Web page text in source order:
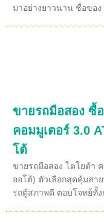
มาอย่างยาวนาน ชื่อของ
ขายรถมือสอง ซื้
คอมมูเตอร์ 3.0
โต้
ขายรถมือสอง โตโยต้า
ออโต้) ตัวเลือกสุดคุ้มส
รถตู้สภาพดี ตอบโจทย์ทั้